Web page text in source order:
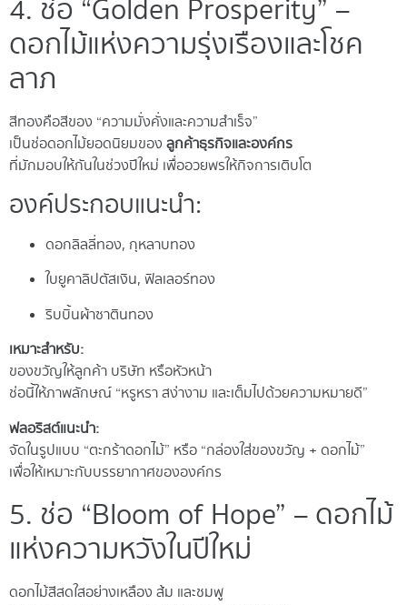
4. ช่อ “Golden Prosperity” –
ดอกไม้แห่งความรุ่งเรืองและโชค
ลาภ
สีทองคือสีของ “ความมั่งคั่งและความสำเร็จ”
เป็นช่อดอกไม้ยอดนิยมของ ลูกค้าธุรกิจและองค์กร
ที่มักมอบให้กันในช่วงปีใหม่ เพื่ออวยพรให้กิจการเติบโต
องค์ประกอบแนะนำ:
ดอกลิลลี่ทอง, กุหลาบทอง
ใบยูคาลิปตัสเงิน, ฟิลเลอร์ทอง
ริบบิ้นผ้าซาตินทอง
เหมาะสำหรับ:
ของขวัญให้ลูกค้า บริษัท หรือหัวหน้า
ช่อนี้ให้ภาพลักษณ์ “หรูหรา สง่างาม และเต็มไปด้วยความหมายดี”
ฟลอริสต์แนะนำ:
จัดในรูปแบบ “ตะกร้าดอกไม้” หรือ “กล่องใส่ของขวัญ + ดอกไม้”
เพื่อให้เหมาะกับบรรยากาศขององค์กร
5. ช่อ “Bloom of Hope” – ดอกไม้
แห่งความหวังในปีใหม่
ดอกไม้สีสดใสอย่างเหลือง ส้ม และชมพู